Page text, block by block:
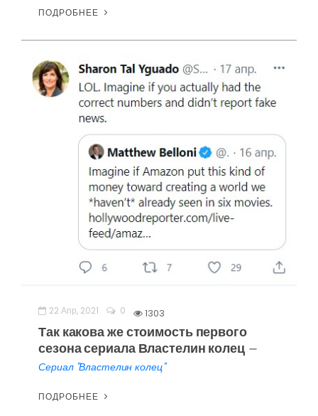
ПОДРОБНЕЕ
22 Апр, 2021 0 1303
Так какова же стоимость первого
сезона сериала Властелин колец —
Сериал "Властелин колец"
ПОДРОБНЕЕ